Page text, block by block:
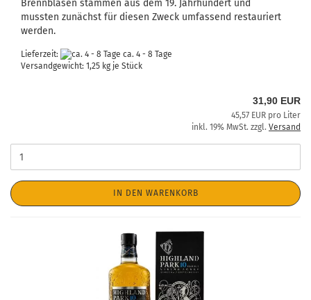
Brennblasen stammen aus dem 19. Jahrhundert und
mussten zunächst für diesen Zweck umfassend restauriert
werden.
Lieferzeit:
ca. 4 - 8 Tage
Versandgewicht: 1,25 kg je Stück
31,90 EUR
45,57 EUR pro Liter
inkl. 19% MwSt. zzgl. Versand
IN DEN WARENKORB